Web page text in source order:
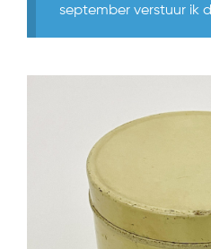
september verstuur ik